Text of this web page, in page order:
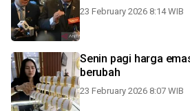
23 February 2026 8:14 WIB
Senin pagi harga
berubah
23 February 2026 8:07 WIB